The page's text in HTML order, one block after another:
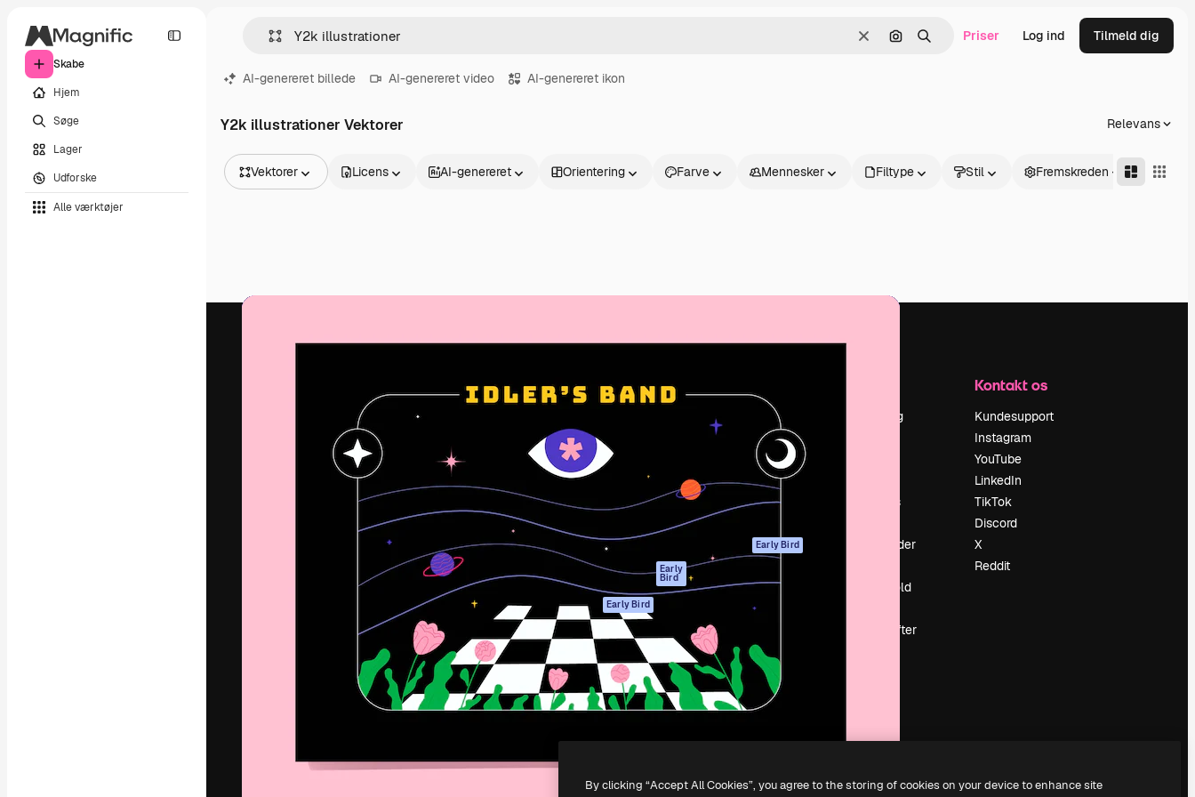
Skabe
Hjem
Søge
Lager
Udforske
Alle værktøjer
Klar Søg efter billede
Søge Priser Log ind Tilmeld dig
AI-genereret billede AI-genereret video AI-genereret ikon
Y2k illustrationer Vektorer Relevans
Vektorer
Videoer
Videoskabeloner
Licens AI-genereret Orientering Farve Mennesker Filtype Stil Fremskreden
Den kreative platform til at skabe dit bedste
arbejde. Over 1 million abonnenter – fra
kreative og virksomheder til bureauer og
studier.
Produkter
AI-assistent
AI-billedgenerator
AI-videogenerator
AI-
Stockindhold
MCP til
Claude/ChatGPT
Early
Bird
Agenter Early Bird
API
Mobilapp
Alle Magnific
værktøjer
gang
Academy
Dokumentation
Support
Vilkår for brug
Privatlivspolitik
Early Bird
Cookies politik
Tillidscenter
Virksomhed
Prissætning
Søgetrends
Begivenheder
Sælg indhold
Leder du efter
Kontakt os
Kundesupport
Instagram
YouTube
LinkedIn
TikTok
Discord
X
Reddit
Alle rettigheder forbeholdes.
By clicking “Accept All Cookies”, you agree to the storing of cookies on your device to enhance site